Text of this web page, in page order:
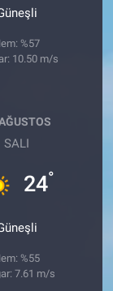
%57
10.50 m/s
SALI
24°
%55
7.61 m/s